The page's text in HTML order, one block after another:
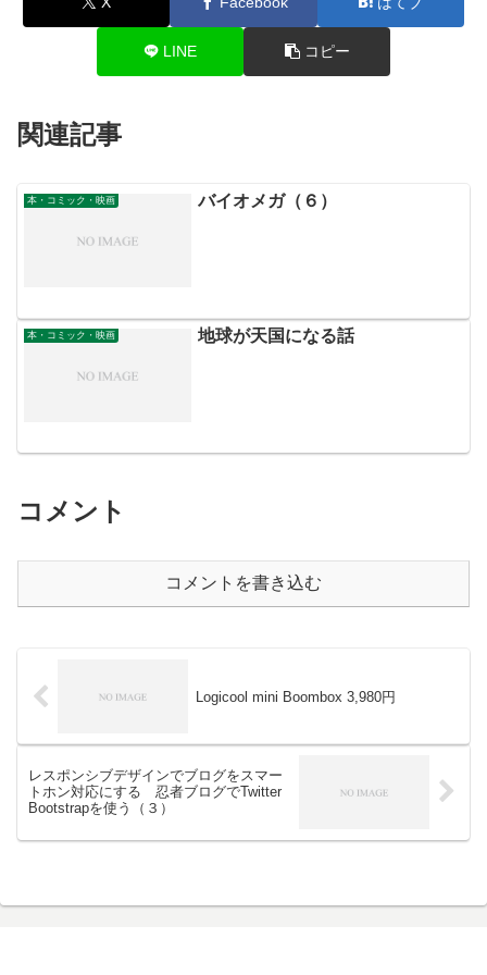
LINE コピー
関連記事
本・コミック・映画 バイオメガ（６）
本・コミック・映画 地球が天国になる話
コメント
コメントを書き込む
Logicool mini Boombox 3,980円
レスポンシブデザインでブログをスマー
トホン対応にする 忍者ブログでTwitter
Bootstrapを使う（３）